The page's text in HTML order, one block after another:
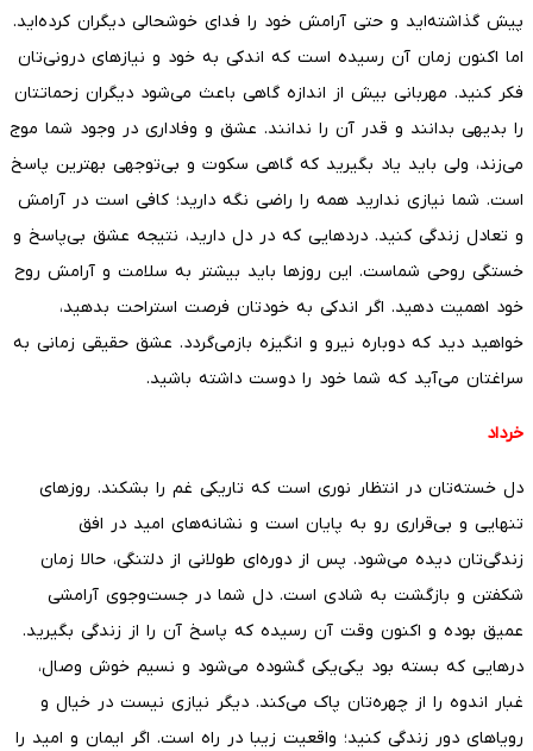
پیش گذاشته‌اید و حتی آرامش خود را فدای خوشحالی دیگران کرده‌اید.
اما اکنون زمان آن رسیده است که اندکی به خود و نیازهای درونی‌تان
فکر کنید. مهربانی بیش از اندازه گاهی باعث می‌شود دیگران زحماتتان
را بدیهی بدانند و قدر آن را ندانند. عشق و وفاداری در وجود شما موج
می‌زند، ولی باید یاد بگیرید که گاهی سکوت و بی‌توجهی بهترین پاسخ
است. شما نیازی ندارید همه را راضی نگه دارید؛ کافی است در آرامش
و تعادل زندگی کنید. دردهایی که در دل دارید، نتیجه عشق بی‌پاسخ و
خستگی روحی شماست. این روزها باید بیشتر به سلامت و آرامش روح
خود اهمیت دهید. اگر اندکی به خودتان فرصت استراحت بدهید،
خواهید دید که دوباره نیرو و انگیزه بازمی‌گردد. عشق حقیقی زمانی به
سراغتان می‌آید که شما خود را دوست داشته باشید.
خرداد
دل خسته‌تان در انتظار نوری است که تاریکی غم را بشکند. روزهای
تنهایی و بی‌قراری رو به پایان است و نشانه‌های امید در افق
زندگی‌تان دیده می‌شود. پس از دوره‌ای طولانی از دلتنگی، حالا زمان
شکفتن و بازگشت به شادی است. دل شما در جست‌وجوی آرامشی
عمیق بوده و اکنون وقت آن رسیده که پاسخ آن را از زندگی بگیرید.
درهایی که بسته بود یکی‌یکی گشوده می‌شود و نسیم خوش وصال،
غبار اندوه را از چهره‌تان پاک می‌کند. دیگر نیازی نیست در خیال و
رویاهای دور زندگی کنید؛ واقعیت زیبا در راه است. اگر ایمان و امید را